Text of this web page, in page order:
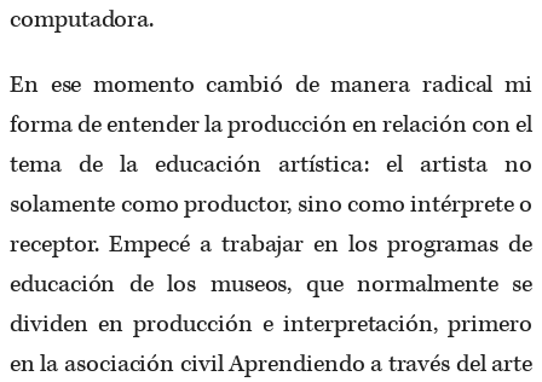
computadora.
En ese momento cambió de manera radical mi
forma de entender la producción en relación con el
tema de la educación artística: el artista no
solamente como productor, sino como intérprete o
receptor. Empecé a trabajar en los programas de
educación de los museos, que normalmente se
dividen en producción e interpretación, primero
en la asociación civil Aprendiendo a través del arte